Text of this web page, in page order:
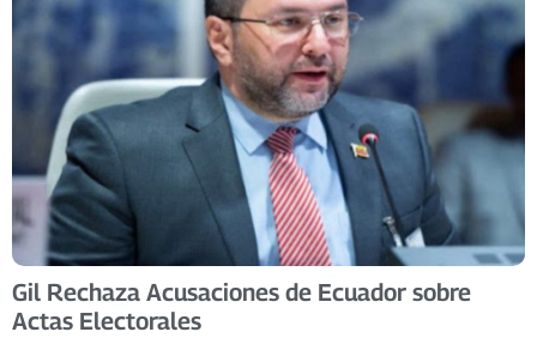
Gil Rechaza Acusaciones de Ecuador sobre
Actas Electorales